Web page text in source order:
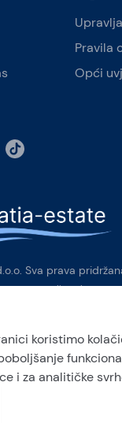
Pravila
Opći
Sva prava
1, 21000 Split-Phone:
je ekskluzivni član
Forbes® je
reCAPTCHA and the
koristimo
i za analitičke